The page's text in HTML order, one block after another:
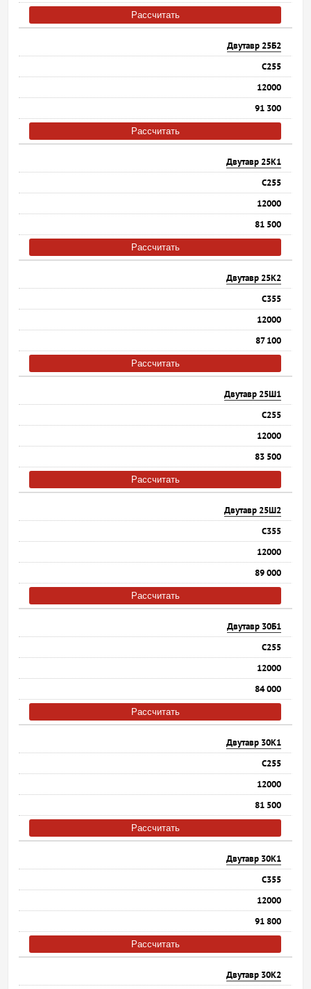
Рассчитать
Двутавр 25Б2
С255
12000
91 300
Рассчитать
Двутавр 25К1
С255
12000
81 500
Рассчитать
Двутавр 25К2
С355
12000
87 100
Рассчитать
Двутавр 25Ш1
С255
12000
83 500
Рассчитать
Двутавр 25Ш2
С355
12000
89 000
Рассчитать
Двутавр 30Б1
С255
12000
84 000
Рассчитать
Двутавр 30К1
С255
12000
81 500
Рассчитать
Двутавр 30К1
С355
12000
91 800
Рассчитать
Двутавр 30К2